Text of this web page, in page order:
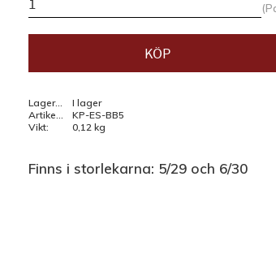
KÖP
Lagerstatus
I lager
KP-ES-BB5
Vikt
0,12 kg
Finns i storlekarna: 5/29 och 6/30